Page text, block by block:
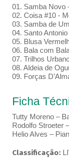
01. Samba Novo
02. Coisa #10 -
03. Samba de
04. Santo
05. Blusa
06. Bala com
07. Trilhos
08. Aldeia de
09. Forças
Ficha
Tutty Moreno –
Rodolfo Stroeter
Helio Alves –
Classificação: